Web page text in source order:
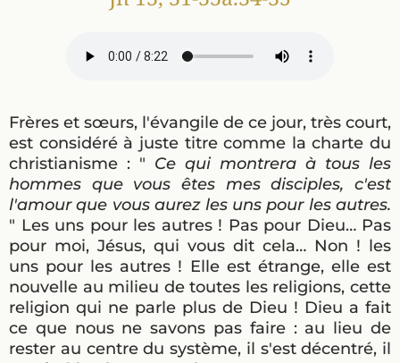
Frères et sœurs, l'évangile de ce jour, très court,
est considéré à juste titre comme la charte du
christianisme : " Ce qui montrera à tous les
hommes que vous êtes mes disciples, c'est
l'amour que vous aurez les uns pour les autres.
" Les uns pour les autres ! Pas pour Dieu… Pas
pour moi, Jésus, qui vous dit cela… Non ! les
uns pour les autres ! Elle est étrange, elle est
nouvelle au milieu de toutes les religions, cette
religion qui ne parle plus de Dieu ! Dieu a fait
ce que nous ne savons pas faire : au lieu de
rester au centre du système, il s'est décentré, il